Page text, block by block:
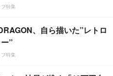
特集
、自ら描いた”レトロ
”
特集